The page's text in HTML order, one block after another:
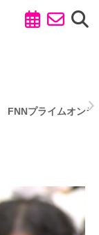
FNNプライムオンラ